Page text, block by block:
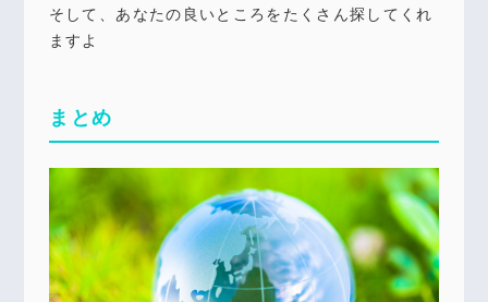
そして、あなたの良いところをたくさん探してくれ
ますよ
まとめ